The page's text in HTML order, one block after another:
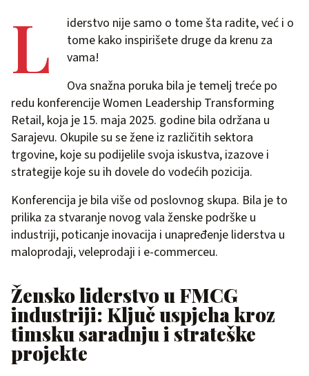
L
iderstvo nije samo o tome šta radite, već i o
tome kako inspirišete druge da krenu za
vama!
Ova snažna poruka bila je temelj treće po
redu konferencije Women Leadership Transforming
Retail, koja je 15. maja 2025. godine bila održana u
Sarajevu. Okupile su se žene iz različitih sektora
trgovine, koje su podijelile svoja iskustva, izazove i
strategije koje su ih dovele do vodećih pozicija.
Konferencija je bila više od poslovnog skupa. Bila je to
prilika za stvaranje novog vala ženske podrške u
industriji, poticanje inovacija i unapređenje liderstva u
maloprodaji, veleprodaji i e-commerceu.
Žensko liderstvo u FMCG
industriji: Ključ uspjeha kroz
timsku saradnju i strateške
projekte